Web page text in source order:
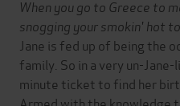
When you go to Greece to
snogging your smokin' hot
Jane is fed up of being the
family. So in a very un-
minute ticket to find her